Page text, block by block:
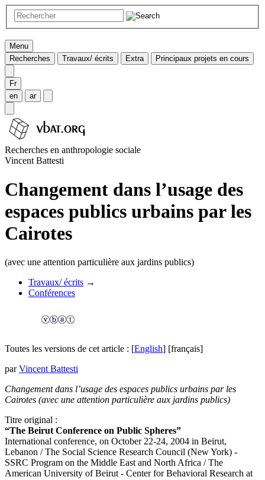
Menu
Recherches
Travaux/ écrits Extra Principaux projets en cours
Fr
en
ar
Recherches en anthropologie sociale
Vincent Battesti
Changement dans l’usage des
espaces publics urbains par les
Cairotes
(avec une attention particulière aux jardins publics)
Travaux/ écrits →
Conférences
Toutes les versions de cet article : [English] [français]
parVincent Battesti
Changement dans l’usage des espaces publics urbains par les
Cairotes (avec une attention particulière aux jardins publics)
Titre original :
“The Beirut Conference on Public Spheres”
International conference, on October 22-24, 2004 in Beirut,
Lebanon / The Social Science Research Council (New York) -
SSRC Program on the Middle East and North Africa / The
American University of Beirut - Center for Behavioral Research at